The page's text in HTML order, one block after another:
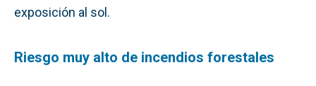
exposición al sol.
Riesgo muy alto de incendios forestales